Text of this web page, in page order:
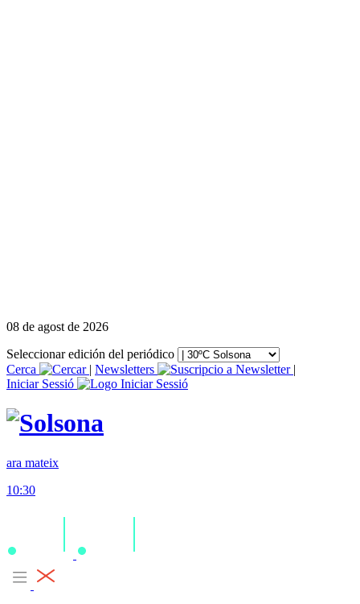
08 de agost de 2026
Seleccionar edición del periódico
Cerca
| Newsletters
|
Iniciar Sessió
ara mateix
10:30